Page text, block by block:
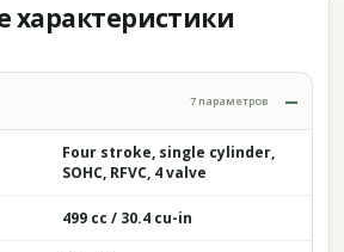
характеристики
7 параметров
Four stroke, single cylinder,
SOHC, RFVC, 4 valve
499 cc / 30.4 cu-in